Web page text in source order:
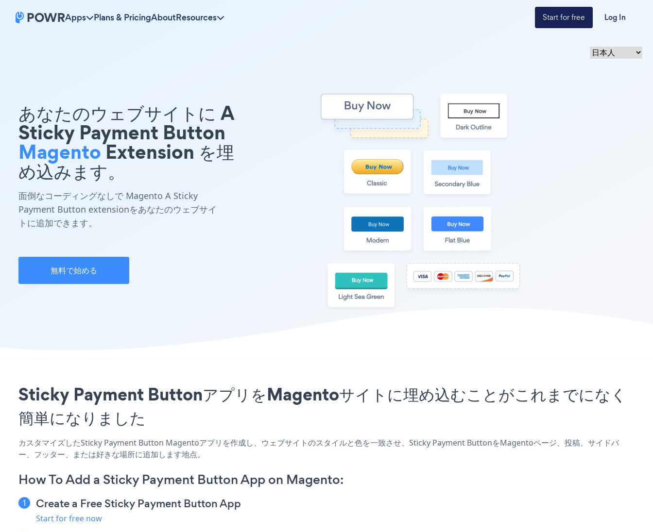
Apps Plans & PricingAboutResources Start for free Log In
あなたのウェブサイトに A
Sticky Payment Button
MagentoExtension を埋
め込みます。
面倒なコーディングなしで Magento A Sticky
Payment Button extensionをあなたのウェブサイ
トに追加できます。
無料で始める
Sticky Payment ButtonアプリをMagentoサイトに埋め込むことがこれまでになく
簡単になりました
カスタマイズしたSticky Payment Button Magentoアプリを作成し、ウェブサイトのスタイルと色を一致させ、Sticky Payment ButtonをMagentoページ、投稿、サイドバ
ー、フッター、または好きな場所に追加します地点。
How To Add a Sticky Payment Button App on Magento:
Create a Free Sticky Payment Button App
Start for free now